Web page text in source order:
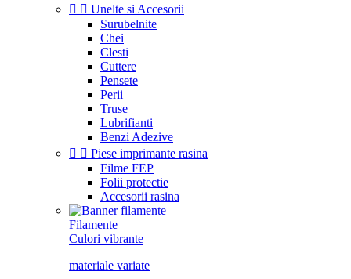
  Unelte si Accesorii
Surubelnite
Chei
Clesti
Cuttere
Pensete
Perii
Truse
Lubrifianti
Benzi Adezive
  Piese imprimante rasina
Filme FEP
Folii protectie
Accesorii rasina
Filamente
Culori vibrante
materiale variate